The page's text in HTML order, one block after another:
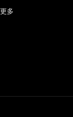
更多